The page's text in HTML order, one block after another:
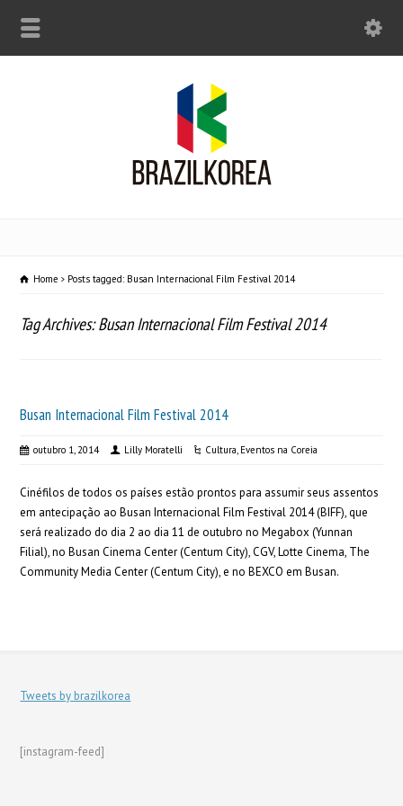
Home Posts tagged: Busan Internacional Film Festival 2014
Tag Archives: Busan Internacional Film Festival 2014
Busan Internacional Film Festival 2014
outubro 1, 2014 Lilly Moratelli Cultura, Eventos na Coreia
Cinéfilos de todos os países estão prontos para assumir seus assentos
em antecipação ao Busan Internacional Film Festival 2014 (BIFF), que
será realizado do dia 2 ao dia 11 de outubro no Megabox (Yunnan
Filial), no Busan Cinema Center (Centum City), CGV, Lotte Cinema, The
Community Media Center (Centum City), e no BEXCO em Busan.
Tweets by brazilkorea
[instagram-feed]